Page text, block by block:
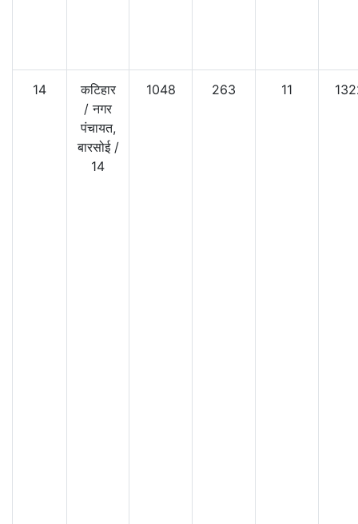
14
कटिहार
/नगर
पंचायत,
बारसोई /
14
1048 263 11